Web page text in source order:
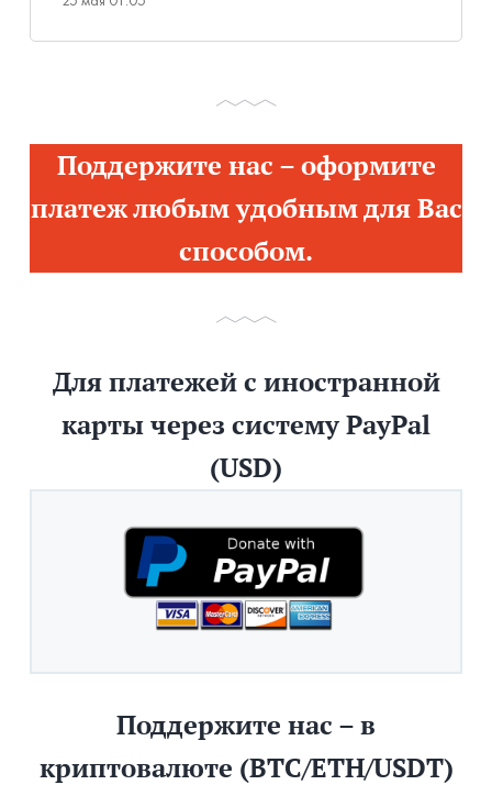
Поддержите нас – оформите
платеж любым удобным для Вас
способом.
Для платежей с иностранной
карты через систему PayPal
(USD)
Поддержите нас – в
криптовалюте (BTC/ETH/USDT)